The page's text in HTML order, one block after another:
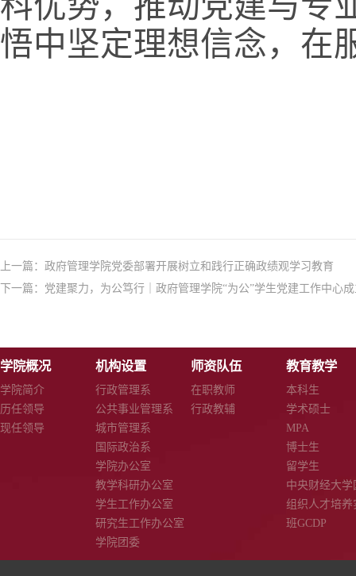
悟中坚定理想信念，在
上一篇： 政府管理学院党委部署开展树立和践行正确政绩观学习教育
下一篇： 党建聚力，为公笃行｜政府管理学院“为公”学生党建工作中心
学院概况
学院简介
历任领导
现任领导
机构设置
行政管理系
公共事业管理系
城市管理系
国际政治系
学院办公室
教学科研办公室
学生工作办公室
研究生工作办公室
学院团委
师资队伍
在职教师
行政教辅
教育教学
本科生
学术硕士
MPA
博士生
留学生
中央财经大学
组织人才培养
班GCDP